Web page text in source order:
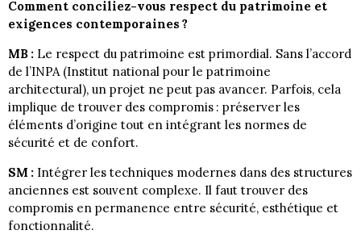
Comment conciliez-vous respect du patrimoine et
exigences contemporaines ?
MB : Le respect du patrimoine est primordial. Sans l’accord
de l’INPA (Institut national pour le patrimoine
architectural), un projet ne peut pas avancer. Parfois, cela
implique de trouver des compromis : préserver les
éléments d’origine tout en intégrant les normes de
sécurité et de confort.
SM : Intégrer les techniques modernes dans des structures
anciennes est souvent complexe. Il faut trouver des
compromis en permanence entre sécurité, esthétique et
fonctionnalité.